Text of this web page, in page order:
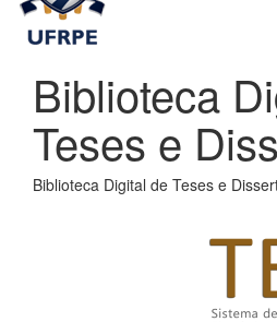
Biblioteca
Teses e
Biblioteca Digital de Teses e